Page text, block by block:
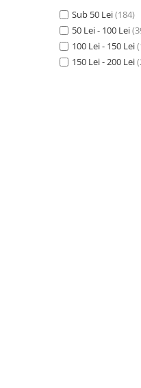
Absorbanti umiditate si
neutralizatori miros
frigider/congelator
Saci si manusi menaj, folii
alimentare si hartie de copt
Sub 50 Lei(184)
50 Lei - 100 Lei
100 Lei - 150 Lei
150 Lei - 200 Lei